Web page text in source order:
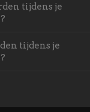
tijdens je
tijdens je